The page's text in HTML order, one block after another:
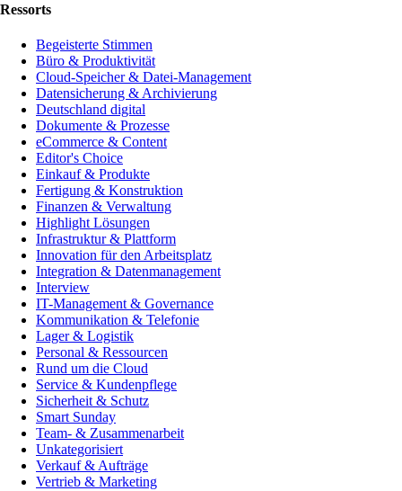
Ressorts
Begeisterte Stimmen
Büro & Produktivität
Cloud-Speicher & Datei-Management
Datensicherung & Archivierung
Deutschland digital
Dokumente & Prozesse
eCommerce & Content
Editor's Choice
Einkauf & Produkte
Fertigung & Konstruktion
Finanzen & Verwaltung
Highlight Lösungen
Infrastruktur & Plattform
Innovation für den Arbeitsplatz
Integration & Datenmanagement
Interview
IT-Management & Governance
Kommunikation & Telefonie
Lager & Logistik
Personal & Ressourcen
Rund um die Cloud
Service & Kundenpflege
Sicherheit & Schutz
Smart Sunday
Team- & Zusammenarbeit
Unkategorisiert
Verkauf & Aufträge
Vertrieb & Marketing